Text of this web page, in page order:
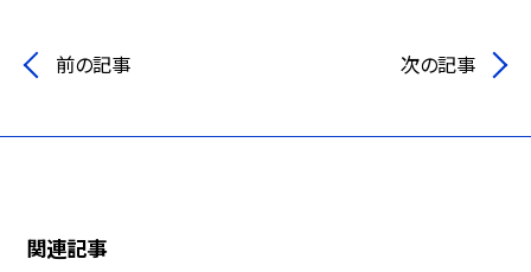
前の記事 次の記事
関連記事